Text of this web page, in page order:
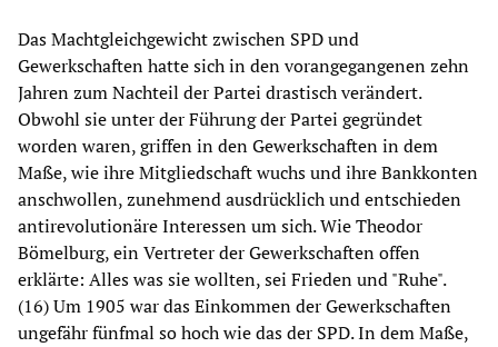
Das Machtgleichgewicht zwischen SPD und
Gewerkschaften hatte sich in den vorangegangenen zehn
Jahren zum Nachteil der Partei drastisch verändert.
Obwohl sie unter der Führung der Partei gegründet
worden waren, griffen in den Gewerkschaften in dem
Maße, wie ihre Mitgliedschaft wuchs und ihre Bankkonten
anschwollen, zunehmend ausdrücklich und entschieden
antirevolutionäre Interessen um sich. Wie Theodor
Bömelburg, ein Vertreter der Gewerkschaften offen
erklärte: Alles was sie wollten, sei Frieden und "Ruhe".
(16) Um 1905 war das Einkommen der Gewerkschaften
ungefähr fünfmal so hoch wie das der SPD. In dem Maße,